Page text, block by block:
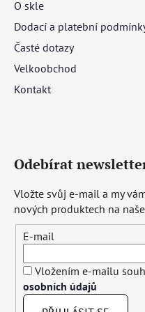
O skle
Dodací a platební
Časté dotazy
Velkoobchod
Kontakt
Odebírat
Vložte svůj e-mail a my
nových produktech na
E-mail
Vložením e-mailu
osobních údajů